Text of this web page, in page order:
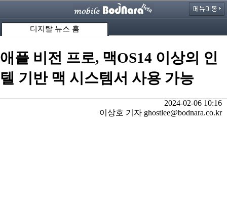
디지탈 뉴스 홈
애플 비전 프로, 맥OS14 이상의 인
텔 기반 맥 시스템서 사용 가능
2024-02-06 10:16
이상호 기자 ghostlee@bodnara.co.kr